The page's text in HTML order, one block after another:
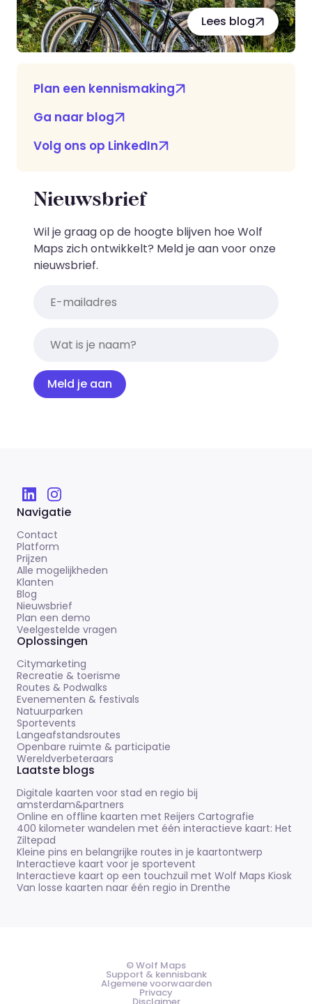
Lees blog
Plan een kennismaking
Ga naar blog
Volg ons op LinkedIn
Nieuwsbrief
Wil je graag op de hoogte blijven hoe Wolf
Maps zich ontwikkelt? Meld je aan voor onze
nieuwsbrief.
Meld je aan
Navigatie
Contact
Platform
Prijzen
Alle mogelijkheden
Klanten
Blog
Nieuwsbrief
Plan een demo
Veelgestelde vragen
Oplossingen
Citymarketing
Recreatie & toerisme
Routes & Podwalks
Evenementen & festivals
Natuurparken
Sportevents
Langeafstandsroutes
Openbare ruimte & participatie
Wereldverbeteraars
Laatste blogs
Digitale kaarten voor stad en regio bij
amsterdam&partners
Online en offline kaarten met Reijers Cartografie
400 kilometer wandelen met één interactieve kaart: Het
Ziltepad
Kleine pins en belangrijke routes in je kaartontwerp
Interactieve kaart voor je sportevent
Interactieve kaart op een touchzuil met Wolf Maps Kiosk
Van losse kaarten naar één regio in Drenthe
© Wolf Maps
Support & kennisbank
Algemene voorwaarden
Privacy